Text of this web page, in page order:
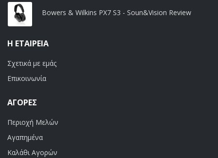
Bowers & Wilkins PX7 S3 - Soun&Vision Review
Η ΕΤΑΙΡΕΊΑ
Σχετικά με εμάς
Επικοινωνία
ΑΓΟΡΈΣ
Περιοχή Μελών
Αγαπημένα
Καλάθι Αγορών